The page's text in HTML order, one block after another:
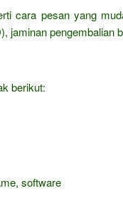
cara pesan yang
jaminan pengembalian
berikut:
software